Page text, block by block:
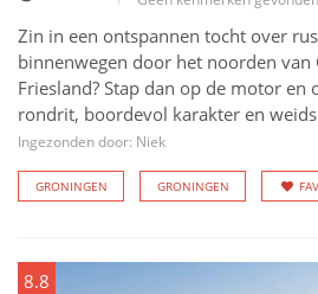
Zin in een ontspannen tocht over
binnenwegen door het noorden van
Friesland? Stap dan op de motor en
rondrit, boordevol karakter en
Ingezonden door: Niek
GRONINGEN GRONINGEN
8.8